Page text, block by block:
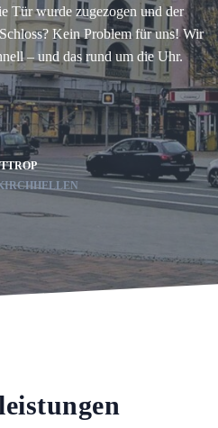
Tür wurde zugezogen und der
Kein Problem für uns! Wir
– und das rund um die Uhr.